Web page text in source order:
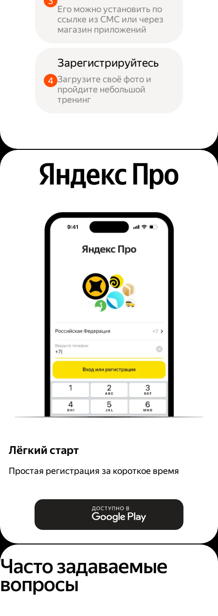
Его можно установить по
ссылке из СМС или через
магазин приложений
Зарегистрируйтесь
Загрузите своё фото и
пройдите небольшой
тренинг
Лёгкий старт
Простая регистрация за короткое время
Часто задаваемые
вопросы